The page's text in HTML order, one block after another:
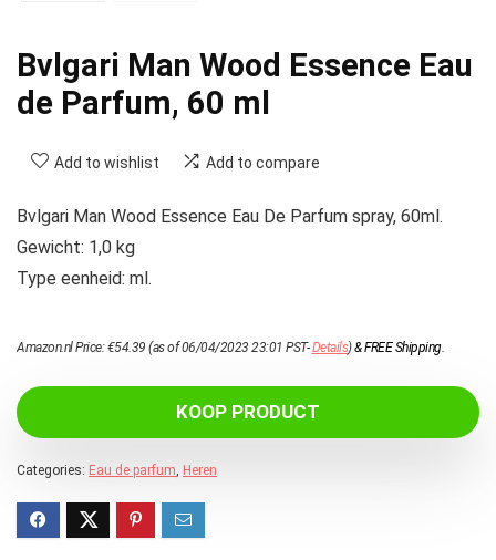
Bvlgari Man Wood Essence Eau
de Parfum, 60 ml
Add to wishlist Add to compare
Bvlgari Man Wood Essence Eau De Parfum spray, 60ml.
Gewicht: 1,0 kg
Type eenheid: ml.
Amazon.nl Price:€54.39 (as of 06/04/2023 23:01 PST-Details)&FREE Shipping.
KOOP PRODUCT
Categories: Eau de parfum Heren